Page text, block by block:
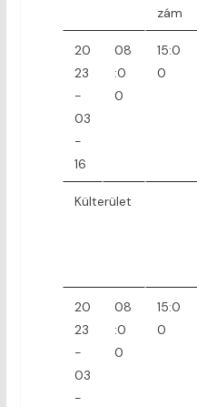
zám
20
23
-
03
-
16
08
:0
0
15:0
0
Külterület
20
23
-
03
-
08
:0
0
15:0
0